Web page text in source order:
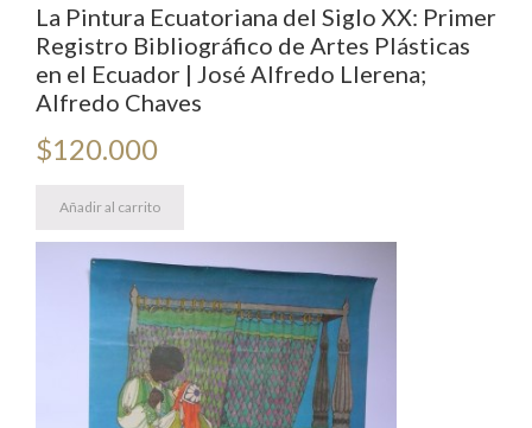
La Pintura Ecuatoriana del Siglo XX: Primer
Registro Bibliográfico de Artes Plásticas
en el Ecuador | José Alfredo Llerena;
Alfredo Chaves
$120.000
Añadir al carrito